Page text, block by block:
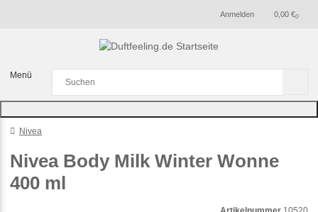
Anmelden 0
0,00 €
Menü
Nivea
Nivea Body Milk Winter Wonne
400 ml